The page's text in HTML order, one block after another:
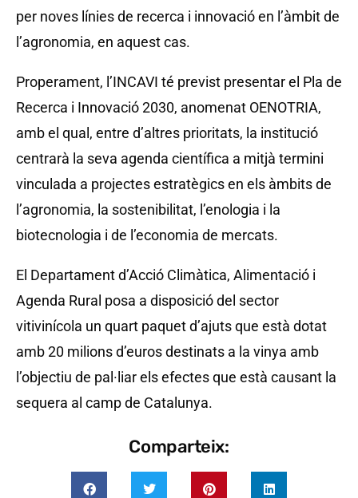
per noves línies de recerca i innovació en l’àmbit de
l’agronomia, en aquest cas.
Properament, l’INCAVI té previst presentar el Pla de
Recerca i Innovació 2030, anomenat OENOTRIA,
amb el qual, entre d’altres prioritats, la institució
centrarà la seva agenda científica a mitjà termini
vinculada a projectes estratègics en els àmbits de
l’agronomia, la sostenibilitat, l’enologia i la
biotecnologia i de l’economia de mercats.
El Departament d’Acció Climàtica, Alimentació i
Agenda Rural posa a disposició del sector
vitivinícola un quart paquet d’ajuts que està dotat
amb 20 milions d’euros destinats a la vinya amb
l’objectiu de pal·liar els efectes que està causant la
sequera al camp de Catalunya.
Comparteix: